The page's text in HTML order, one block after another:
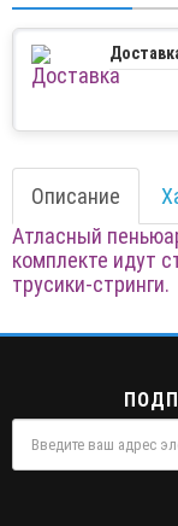
Описание
Атласный
комплекте идут
трусики-стринги.